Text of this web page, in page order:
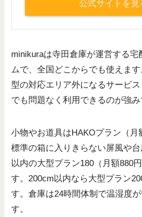
公式サイトを見
minikuraは寺田倉庫が運営する宅
ムで、全国どこからでも使えま
型の対応エリア外になるサービ
でも問題なく利用できるのが強み
小物やお道具はHAKOプラン（月
標準の箱に入りきらない屏風や
以内の大型プラン180（月額880
す。200cm以内なら大型プラン
す。倉庫は24時間体制で温湿度
す。